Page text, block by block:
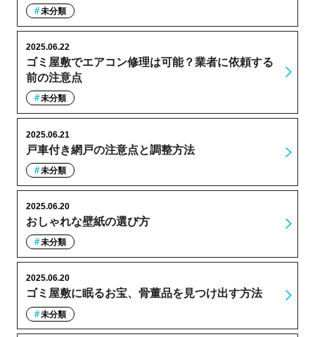
未分類
ゴミ屋敷でエアコン修理は可能？業者に依頼する
前の注意点
2025.06.22
未分類
戸車付き網戸の注意点と調整方法
2025.06.21
未分類
おしゃれな壁紙の選び方
2025.06.20
未分類
ゴミ屋敷に眠るお宝、骨董品を見つけ出す方法
2025.06.20
未分類